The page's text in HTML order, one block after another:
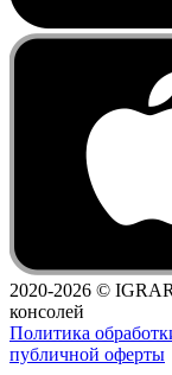
2020-2026 ©
консолей
Политика
публичной оферты